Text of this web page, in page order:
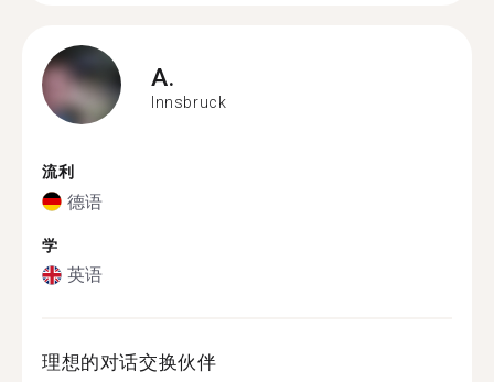
A.
Innsbruck
流利
德语
学
英语
理想的对话交换伙伴